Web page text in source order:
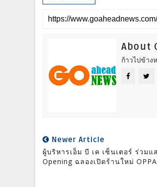
About
ก้าวไปข้าง
Newer Article
ผู้บริหารเอ็ม บี เค เซ็นเตอร์ ร่วม
Opening ฉลองเปิดร้านใหม่